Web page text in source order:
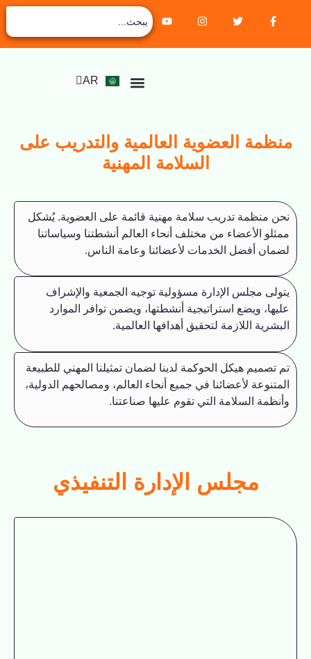
AR
EN
ZH
ES
العضوية العالمية والتدريب على
السلامة المهنية
تدريب سلامة مهنية قائمة على العضوية. يُشكل
الأعضاء من مختلف أنحاء العالم أنشطتنا وسياساتنا
أفضل الخدمات لأعضائنا وعامة الناس.
مجلس الإدارة مسؤولية توجيه الجمعية والإشراف
ويضع استراتيجية أنشطتها، ويضمن توافر الموارد
اللازمة لتحقيق أهدافها العالمية.
هيكل الحوكمة لدينا لضمان تمثيلنا المهني للطبيعة
لأعضائنا في جميع أنحاء العالم، ومصالحهم الدولية،
السلامة التي تقوم عليها صناعتنا.
مجلس الإدارة التنفيذي